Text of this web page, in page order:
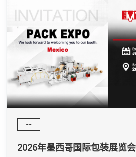
--
2026年墨西哥国际包装展览会